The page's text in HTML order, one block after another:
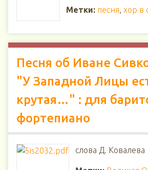
Метки: песня, хор в
Песня об Иване
"У Западной Лицы
крутая…" : для
фортепиано
слова Д. Ковалева